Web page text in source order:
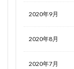
2020年9月
2020年8月
2020年7月